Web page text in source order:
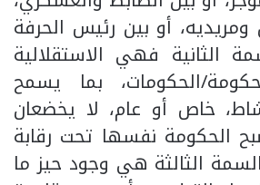
أو بين رئيس الحرفة
الثانية فهي الاستقلالية
الحكومات، بما يسمح
خاص أو عام، لا يخضعان
الحكومة نفسها تحت رقابة
الثالثة هي وجود حيز ما